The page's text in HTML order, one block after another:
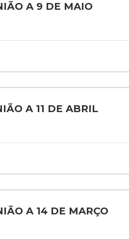
A 9 DE MAIO
A 11 DE ABRIL
A 14 DE MARÇO